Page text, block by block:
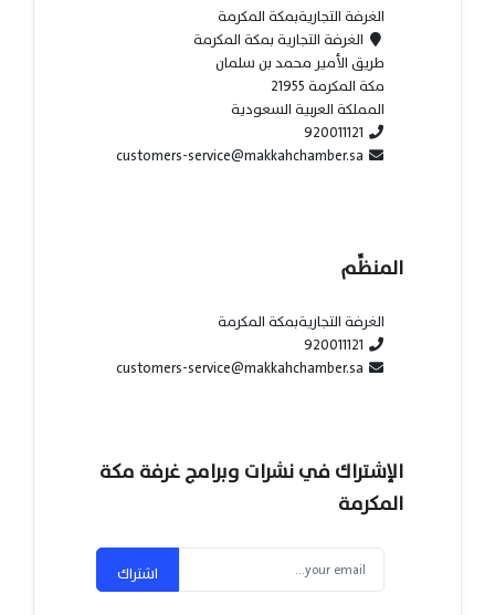
الغرفة التجاريةبمكة المكرمة
الغرفة التجارية بمكة المكرمة
طريق الأمير محمد بن سلمان
مكة المكرمة 21955
المملكة العربية السعودية
920011121
customers-service@makkahchamber.sa
المنظِّم
الغرفة التجاريةبمكة المكرمة
920011121
customers-service@makkahchamber.sa
الإشتراك في نشرات وبرامج غرفة مكة
المكرمة
اشتراك